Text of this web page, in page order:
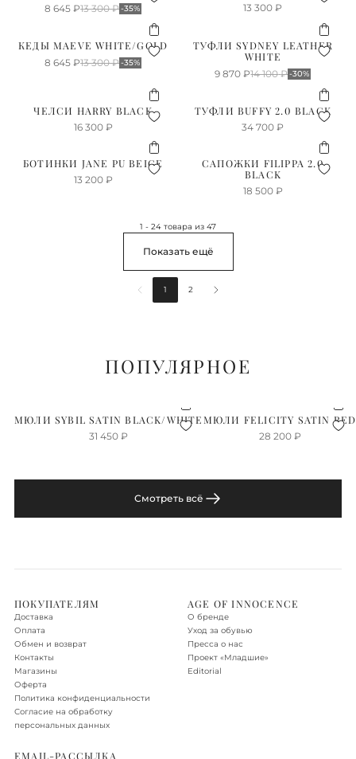
8 645 ₽13 300 ₽-35% 13 300 ₽
КЕДЫ MAEVE WHITE/GOLD
8 645 ₽13 300 ₽-35%
ТУФЛИ SYDNEY LEATHER
WHITE
9 870 ₽14 100 ₽-30%
ЧЕЛСИ HARRY BLACK
16 300 ₽
ТУФЛИ BUFFY 2.0 BLACK
34 700 ₽
БОТИНКИ JANE PU BEIGE
13 200 ₽
САПОЖКИ FILIPPA 2.0
BLACK
18 500 ₽
1 - 24 товара из 47
Показать ещё
1 2
ПОПУЛЯРНОЕ
МЮЛИ SYBIL SATIN BLACK/WHITE
31 450 ₽
МЮЛИ FELICITY SATIN RED
28 200 ₽
Смотреть всё
ПОКУПАТЕЛЯМ
Доставка
Оплата
Обмен и возврат
Контакты
Магазины
Оферта
Политика конфиденциальности
Согласие на обработку
персональных данных
AGE OF INNOCENCE
О бренде
Уход за обувью
Пресса о нас
Проект «‎Младшие»
Editorial
EMAIL-РАССЫЛКА